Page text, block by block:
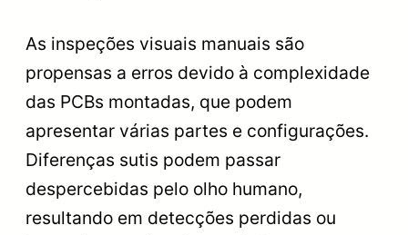
As inspeções visuais manuais são
propensas a erros devido à complexidade
das PCBs montadas, que podem
apresentar várias partes e configurações.
Diferenças sutis podem passar
despercebidas pelo olho humano,
resultando em detecções perdidas ou